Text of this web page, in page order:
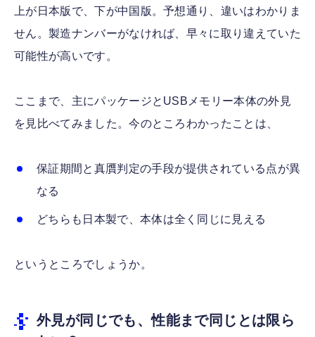
上が日本版で、下が中国版。予想通り、違いはわかりま
せん。製造ナンバーがなければ、早々に取り違えていた
可能性が高いです。
ここまで、主にパッケージとUSBメモリー本体の外見
を見比べてみました。今のところわかったことは、
保証期間と真贋判定の手段が提供されている点が異
なる
どちらも日本製で、本体は全く同じに見える
というところでしょうか。
外見が同じでも、性能まで同じとは限ら